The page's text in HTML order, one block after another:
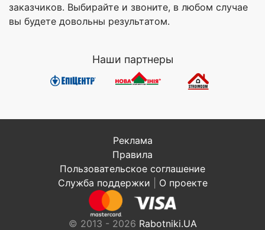
заказчиков. Выбирайте и звоните, в любом случае
вы будете довольны результатом.
Наши партнеры
Реклама
Правила
Пользовательское соглашение
Служба поддержки
О проекте
© 2013 - 2026 Rabotniki.UA